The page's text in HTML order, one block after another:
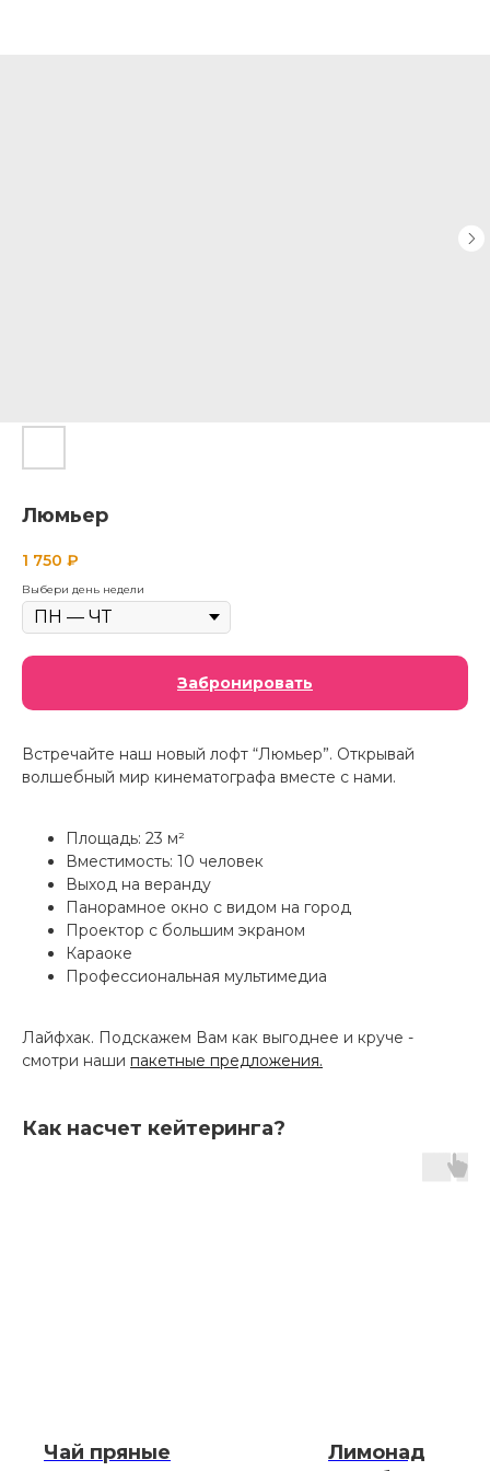
Люмьер
1 750 ₽
Выбери день недели
Забронировать
Встречайте наш новый лофт “Люмьер”. Открывай
волшебный мир кинематографа вместе с нами.
Площадь: 23 м²
Вместимость: 10 человек
Выход на веранду
Панорамное окно с видом на город
Проектор с большим экраном
Караоке
Профессиональная мультимедиа
Лайфхак. Подскажем Вам как выгоднее и круче -
смотри наши пакетные предложения.
Как насчет кейтеринга?
Чай пряные
Лимонад